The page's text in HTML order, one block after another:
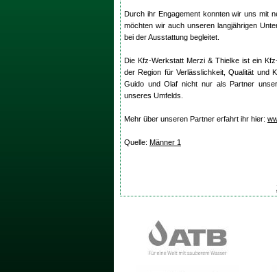
Durch ihr Engagement konnten wir uns mit
möchten wir auch unseren langjährigen
bei der Ausstattung begleitet.
Die Kfz-Werkstatt Merzi & Thielke ist ein
der Region für Verlässlichkeit, Qualität und
Guido und Olaf nicht nur als Partner
unseres Umfelds.
Mehr über unseren Partner erfahrt ihr hier:
Quelle: Männer 1